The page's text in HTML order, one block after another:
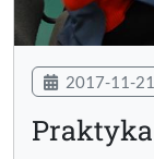
2017-11-21